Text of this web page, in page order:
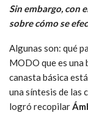
Sin embargo, con
sobre cómo se
Algunas son: qué
MODO que es una
canasta básica
una síntesis de las
logró recopilar